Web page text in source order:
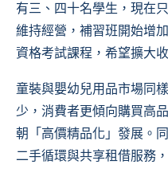
有三、四十名學生，現在
維持經營，補習班開始增
資格考試課程，希望擴大
童裝與嬰幼兒用品市場同
少，消費者更傾向購買高
朝「高價精品化」發展。
二手循環與共享租借服務